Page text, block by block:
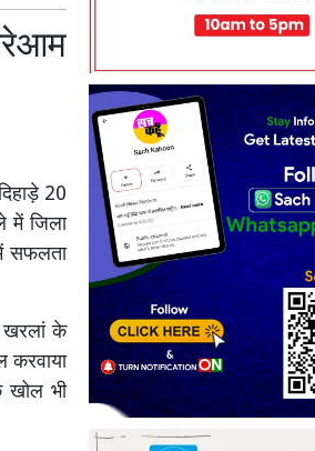
20
में जिला
सफलता
खरलां के
करवाया
खोल भी